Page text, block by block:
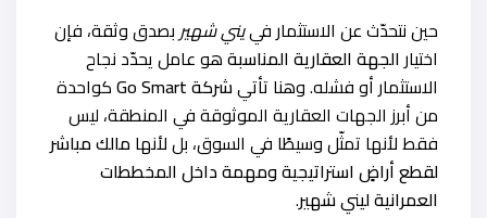
حين نتحدّث عن الاستثمار فييني شهيربصدق وثقة، فإن
اختيارالجهة العقارية المناسبةهو عامل يحدّد نجاح
الاستثمار أو فشله. وهنا تأتيشركة Go Smart
كواحدة
من أبرز الجهات العقارية الموثوقة في المنطقة، ليس
فقط لأنها تمثّل وسيطًا في السوق، بل لأنها مالك مباشر
لقطع أراضٍ استراتيجية ومهمة داخل المخططات
العمرانية ليني شهير.